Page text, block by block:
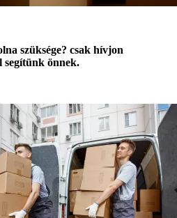
szüksége? csak hívjon
segítünk önnek.